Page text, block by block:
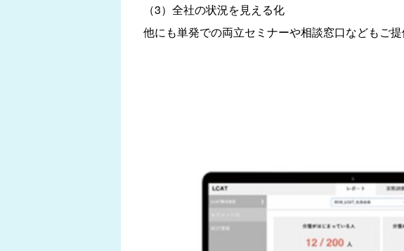
（3）全社の状況を見える化
他にも単発での両立セミナーや相談窓口などもご提